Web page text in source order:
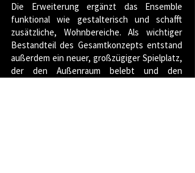
Die Erweiterung ergänzt das Ensemble
funktional wie gestalterisch und schafft
zusätzliche, Wohnbereiche. Als wichtiger
Bestandteil des Gesamtkonzepts entstand
außerdem ein neuer, großzügiger Spielplatz,
der den Außenraum belebt und den